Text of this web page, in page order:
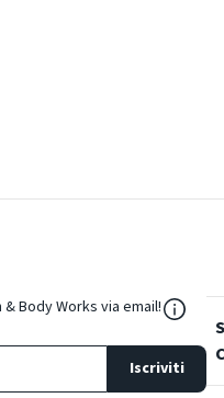
Body Works via email!
Iscriviti